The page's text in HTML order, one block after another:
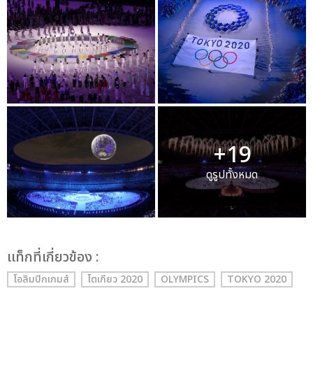
+19
ดูรูปทั้งหมด
เเท็กที่เกี่ยวข้อง :
โอลิมปิกเกมส์ โตเกียว 2020 OLYMPICS TOKYO 2020